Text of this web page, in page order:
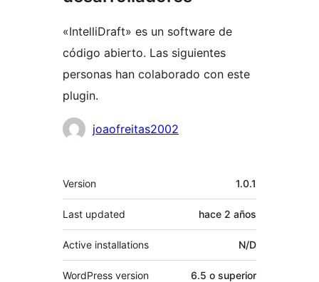
«IntelliDraft» es un software de
código abierto. Las siguientes
personas han colaborado con este
plugin.
Colaboradores
joaofreitas2002
Meta
Version 1.0.1
Last updated hace 2 años
Active installations N/D
WordPress version 6.5 o superior